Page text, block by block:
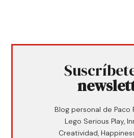
Blog personal de Paco
Lego Serious Play,
Creatividad,